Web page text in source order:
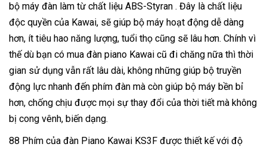
bộ máy đàn làm từ chất liệu ABS-Styran . Đây là chất liệu
độc quyền của Kawai, sẽ giúp bộ máy hoạt động dễ dàng
hơn, ít tiêu hao năng lượng, tuổi thọ cũng sẽ lâu hơn. Chính vì
thế dù bạn có mua đàn piano Kawai cũ đi chăng nữa thì thời
gian sử dụng vẫn rất lâu dài, không những giúp bộ truyền
động lực nhanh đến phím đàn mà còn giúp bộ máy bền bỉ
hơn, chống chịu được mọi sự thay đổi của thời tiết mà không
bị cong vênh, biến dạng.
88 Phím của đàn Piano Kawai KS3F được thiết kế với độ